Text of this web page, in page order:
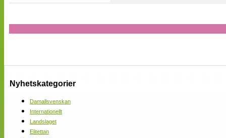
Nyhetskategorier
Damallsvenskan
Internationellt
Landslaget
Elitettan